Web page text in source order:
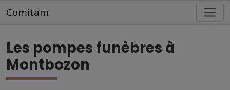
Comitam
Les pompes funèbres à
Montbozon